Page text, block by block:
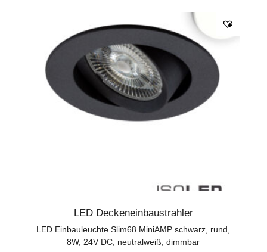
LED Deckeneinbaustrahler
LED Einbauleuchte Slim68 MiniAMP schwarz, rund,
8W, 24V DC, neutralweiß, dimmbar